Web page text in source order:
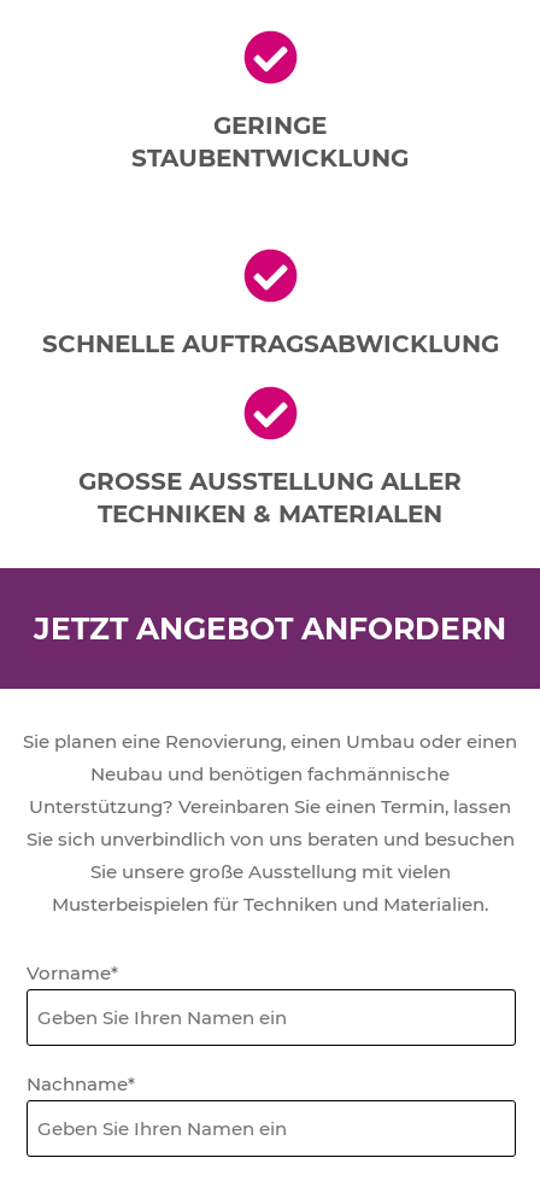
GERINGE
STAUBENTWICKLUNG
SCHNELLE AUFTRAGSABWICKLUNG
GROSSE AUSSTELLUNG ALLER
TECHNIKEN & MATERIALEN
JETZT ANGEBOT ANFORDERN
Sie planen eine Renovierung, einen Umbau oder einen
Neubau und benötigen fachmännische
Unterstützung? Vereinbaren Sie einen Termin, lassen
Sie sich unverbindlich von uns beraten und besuchen
Sie unsere große Ausstellung mit vielen
Musterbeispielen für Techniken und Materialien.
Formular
Vorname*
Nachname*